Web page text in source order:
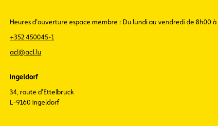
Heures d'ouverture espace membre : Du lundi au vendredi de 8h00 à
+352 450045-1
acl@acl.lu
Ingeldorf
34, route d'Ettelbruck
L-9160 Ingeldorf